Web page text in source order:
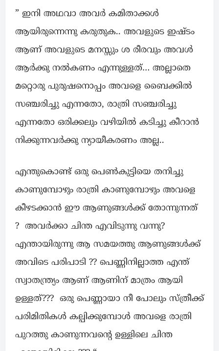
” ഇനി അഥവാ അവർ കമിതാക്കൾ
ആയിരുന്നെന്നു കരുതുക.. അവളുടെ ഇഷ്ടം
ആണ് അവളുടെ മനസ്സും ശ രീരവും അവൾ
ആർക്കു നൽകണം എന്നുള്ളത്… അല്ലാതെ
മറ്റൊരു പുരുഷനൊപ്പം അവളെ ബൈക്കിൽ
സഞ്ചരിച്ചു എന്നതോ, രാത്രി സഞ്ചരിച്ചു
എന്നതോ ഒരിക്കലും വഴിയിൽ കടിച്ചു കീറാൻ
നിക്കുന്നവർക്കു ന്യായീകരണം അല്ല..
എന്തുകൊണ്ട് ഒരു പെൺകുട്ടിയെ തനിച്ചു
കാണുമ്പോഴും രാത്രി കാണുമ്പോഴും അവളെ
കീഴടക്കാൻ ഈ ആണുങ്ങൾക്ക് തോന്നുന്നത്
? അവർക്കാ ചിന്ത എവിടുന്നു വന്നു?
എന്തായിരുന്നു ആ സമയത്തു ആണുങ്ങൾക്ക്
അവിടെ പരിപാടി ?? പെണ്ണിനില്ലാത്ത എന്ത്
സ്വാതന്ത്ര്യം ആണ് ആണിന് മാത്രം ആയി
ഉള്ളത്??? ഒരു പെണ്ണായാ നീ പോലും സ്ത്രീക്ക്
പരിമിതികൾ കല്പിക്കുമ്പോൾ അവളെ രാത്രി
പുറത്തു കാണുന്നവന്റെ ഉള്ളിലെ ചിന്ത